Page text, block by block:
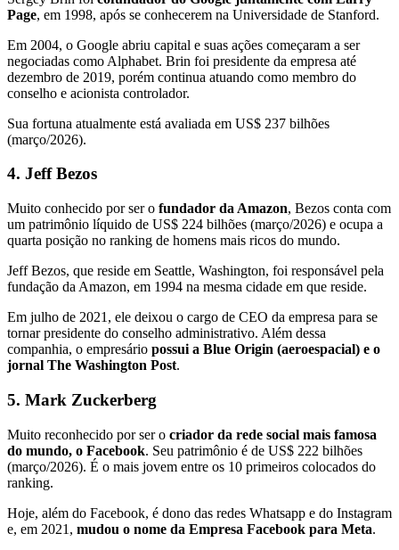
Page, em 1998, após se conhecerem na Universidade de Stanford.
Em 2004, o Google abriu capital e suas ações começaram a ser
negociadas como Alphabet. Brin foi presidente da empresa até
dezembro de 2019, porém continua atuando como membro do
conselho e acionista controlador.
Sua fortuna atualmente está avaliada em US$ 237 bilhões
(março/2026).
4. Jeff Bezos
Muito conhecido por ser o fundador da Amazon, Bezos conta com
um patrimônio líquido de US$ 224 bilhões (março/2026) e ocupa a
quarta posição no ranking de homens mais ricos do mundo.
Jeff Bezos, que reside em Seattle, Washington, foi responsável pela
fundação da Amazon, em 1994 na mesma cidade em que reside.
Em julho de 2021, ele deixou o cargo de CEO da empresa para se
tornar presidente do conselho administrativo. Além dessa
companhia, o empresário possui a Blue Origin (aeroespacial) e o
jornal The Washington Post.
5. Mark Zuckerberg
Muito reconhecido por ser o criador da rede social mais famosa
do mundo, o Facebook. Seu patrimônio é de US$ 222 bilhões
(março/2026). É o mais jovem entre os 10 primeiros colocados do
ranking.
Hoje, além do Facebook, é dono das redes Whatsapp e do Instagram
e, em 2021, mudou o nome da Empresa Facebook para Meta.